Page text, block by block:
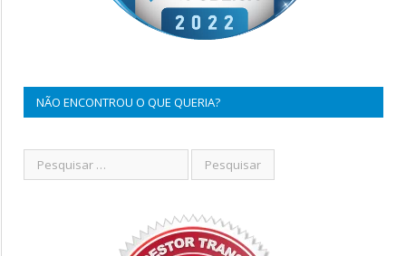
NÃO ENCONTROU O QUE QUERIA?